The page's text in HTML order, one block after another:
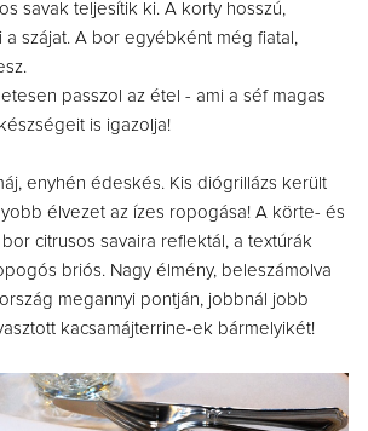
savak teljesítik ki. A korty hosszú,
a szájat. A bor egyébként még fiatal,
passzol az étel - ami a séf magas
is igazolja!
enyhén édeskés. Kis diógrillázs került
élvezet az ízes ropogása! A körte- és
citrusos savaira reflektál, a textúrák
briós. Nagy élmény, beleszámolva
megannyi pontján, jobbnál jobb
kacsamájterrine-ek bármelyikét!